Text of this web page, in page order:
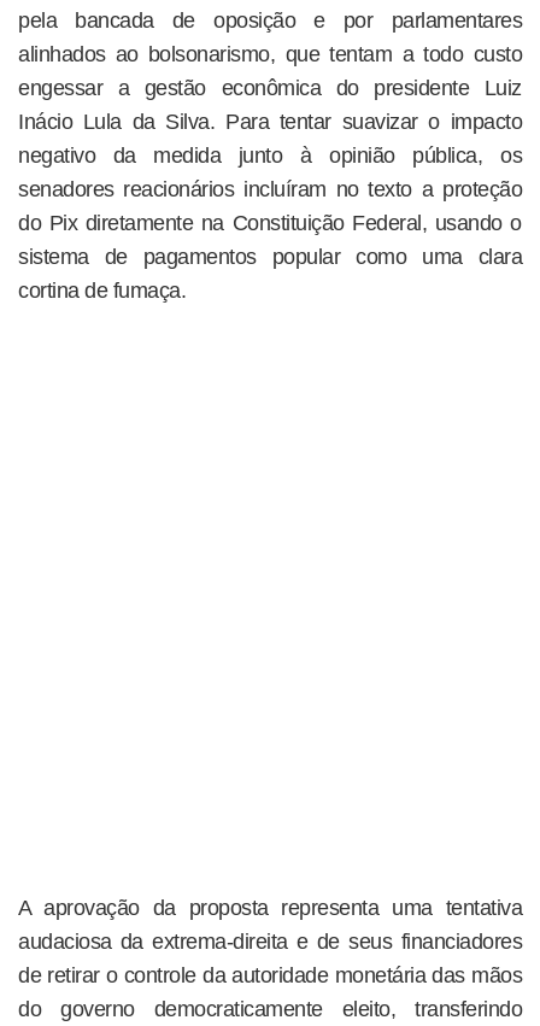
pela bancada de oposição e por parlamentares
alinhados ao bolsonarismo, que tentam a todo custo
engessar a gestão econômica do presidente Luiz
Inácio Lula da Silva. Para tentar suavizar o impacto
negativo da medida junto à opinião pública, os
senadores reacionários incluíram no texto a proteção
do Pix diretamente na Constituição Federal, usando o
sistema de pagamentos popular como uma clara
cortina de fumaça.
A aprovação da proposta representa uma tentativa
audaciosa da extrema-direita e de seus financiadores
de retirar o controle da autoridade monetária das mãos
do governo democraticamente eleito, transferindo